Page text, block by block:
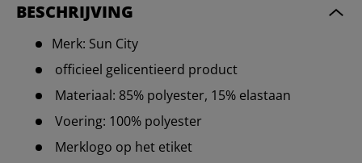
BESCHRIJVING
Merk: Sun City
officieel gelicentieerd product
Materiaal: 85% polyester, 15% elastaan
Voering: 100% polyester
Merklogo op het etiket